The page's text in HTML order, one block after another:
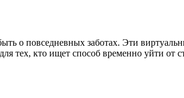
о повседневных заботах. Эти
тех, кто ищет способ временно уйти от